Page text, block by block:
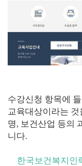
수강신청 항목에
교육대상이라는
명, 보건산업 등의
니다.
한국보건복지인